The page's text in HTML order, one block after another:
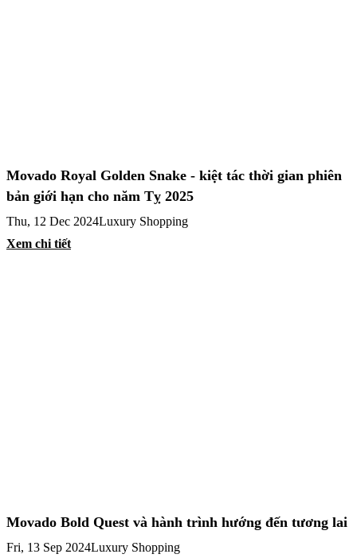
Movado Royal Golden Snake - kiệt tác thời gian phiên
bản giới hạn cho năm Tỵ 2025
Thu, 12 Dec 2024Luxury Shopping
Xem chi tiết
Movado Bold Quest và hành trình hướng đến tương lai
Fri, 13 Sep 2024Luxury Shopping